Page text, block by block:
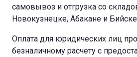
самовывоз и отгрузка со
Новокузнецке, Абакане и
Оплата для юридических лиц
безналичному расчету с